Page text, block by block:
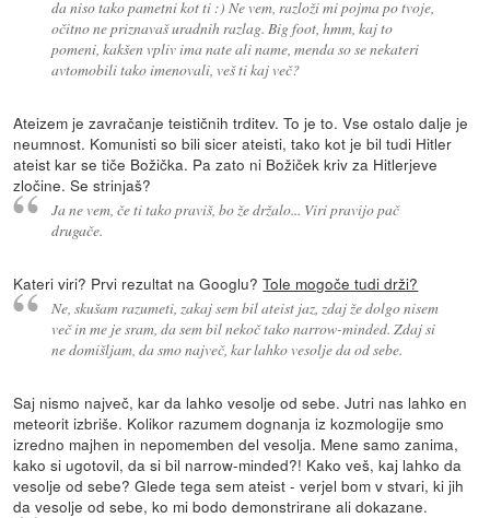
da niso tako pametni kot ti :) Ne vem, razloži mi pojma po tvoje,
očitno ne priznavaš uradnih razlag. Big foot, hmm, kaj to
pomeni, kakšen vpliv ima nate ali name, menda so se nekateri
avtomobili tako imenovali, veš ti kaj več?
Ateizem je zavračanje teističnih trditev. To je to. Vse ostalo dalje je
neumnost. Komunisti so bili sicer ateisti, tako kot je bil tudi Hitler
ateist kar se tiče Božička. Pa zato ni Božiček kriv za Hitlerjeve
zločine. Se strinjaš?
Ja ne vem, če ti tako praviš, bo že držalo... Viri pravijo pač
drugače.
Kateri viri? Prvi rezultat na Googlu?Tole mogoče tudi drži?
Ne, skušam razumeti, zakaj sem bil ateist jaz, zdaj že dolgo nisem
več in me je sram, da sem bil nekoč tako narrow-minded. Zdaj si
ne domišljam, da smo največ, kar lahko vesolje da od sebe.
Saj nismo največ, kar da lahko vesolje od sebe. Jutri nas lahko en
meteorit izbriše. Kolikor razumem dognanja iz kozmologije smo
izredno majhen in nepomemben del vesolja. Mene samo zanima,
kako si ugotovil, da si bil narrow-minded?! Kako veš, kaj lahko da
vesolje od sebe? Glede tega sem ateist - verjel bom v stvari, ki jih
da vesolje od sebe, ko mi bodo demonstrirane ali dokazane.